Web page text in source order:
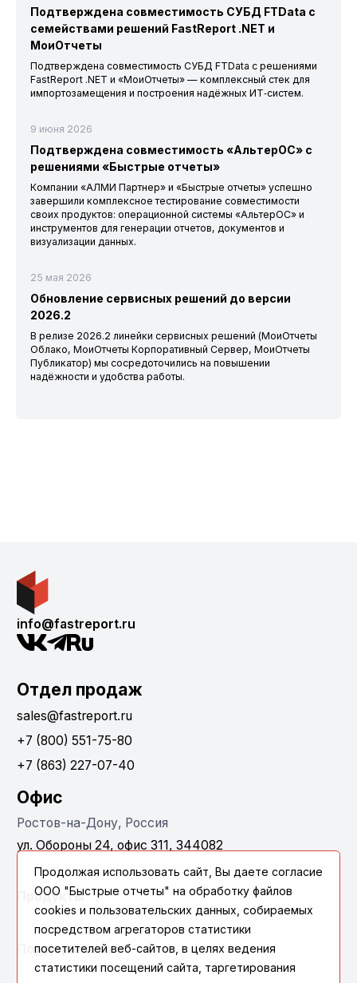
Подтверждена совместимость СУБД FTData с
семействами решений FastReport .NET и
МоиОтчеты
Подтверждена совместимость СУБД FTData с решениями
FastReport .NET и «МоиОтчеты» — комплексный стек для
импортозамещения и построения надёжных ИТ‑систем.
9 июня 2026
Подтверждена совместимость «АльтерОС» с
решениями «Быстрые отчеты»
Компании «АЛМИ Партнер» и «Быстрые отчеты» успешно
завершили комплексное тестирование совместимости
своих продуктов: операционной системы «АльтерОС» и
инструментов для генерации отчетов, документов и
визуализации данных.
25 мая 2026
Обновление сервисных решений до версии
2026.2
В релизе 2026.2 линейки сервисных решений (МоиОтчеты
Облако, МоиОтчеты Корпоративный Сервер, МоиОтчеты
Публикатор) мы сосредоточились на повышении
надёжности и удобства работы.
info@fastreport.ru
Отдел продаж
sales@fastreport.ru
+7 (800) 551-75-80
+7 (863) 227-07-40
Офис
Ростов-на-Дону, Россия
ул. Обороны 24, офис 311, 344082
Продукты
Поддержка
Продолжая использовать сайт, Вы даете согласие
ООО "Быстрые отчеты" на обработку файлов
cookies и пользовательских данных, собираемых
посредством агрегаторов статистики
посетителей веб-сайтов, в целях ведения
статистики посещений сайта, таргетирования